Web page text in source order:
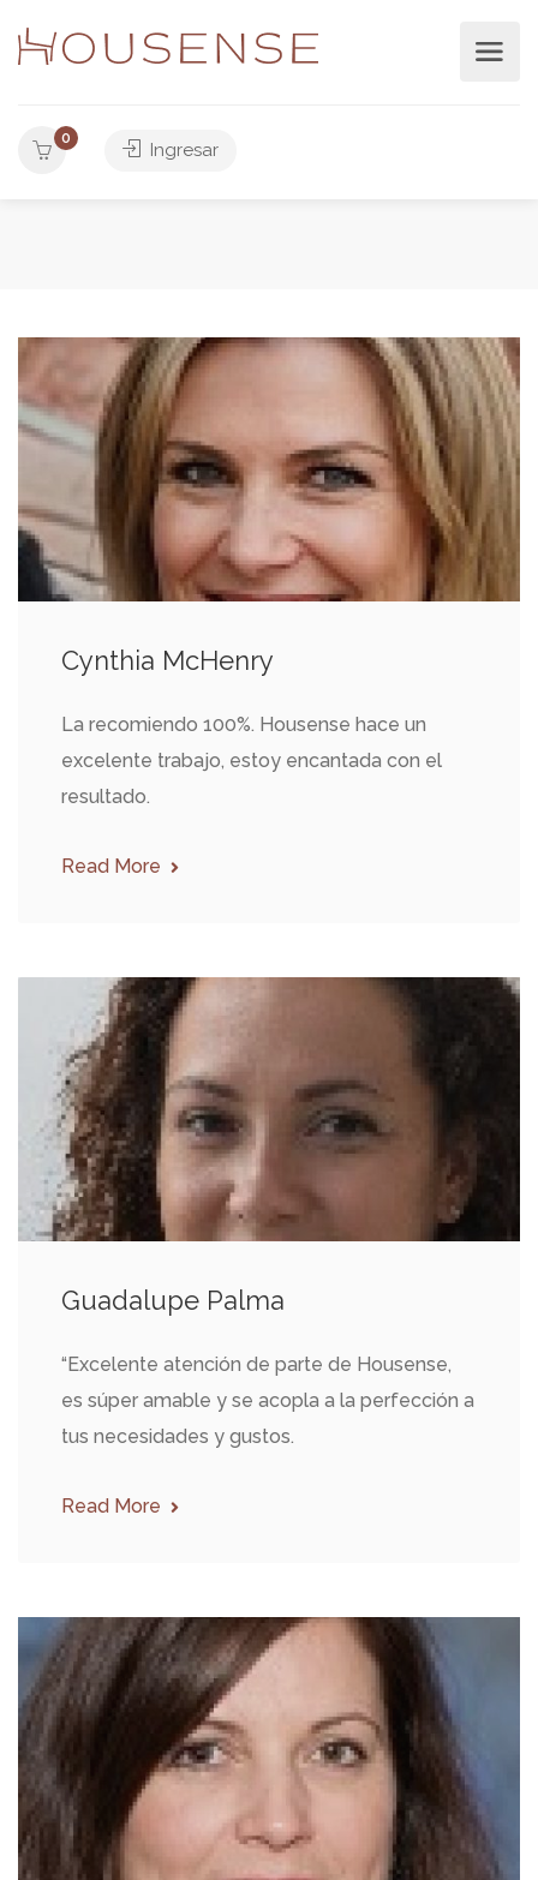
0
Ingresar
Cynthia McHenry
La recomiendo 100%. Housense hace un
excelente trabajo, estoy encantada con el
resultado.
Read More
Guadalupe Palma
“Excelente atención de parte de Housense,
es súper amable y se acopla a la perfección a
tus necesidades y gustos.
Read More